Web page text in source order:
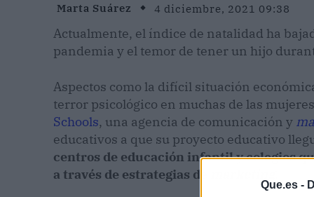
Que.es -
Marta Suárez 4 diciembre, 2021 09:38
Actualmente, el índice de natalidad ha
pandemia y el temor de tener un hijo
Aspectos como la difícil situación
terror psicológico en muchas de las
Schools, una agencia de comunicación y
educativos a que su proyecto educativo
centros de educación infantil y colegios
a través de estrategias de